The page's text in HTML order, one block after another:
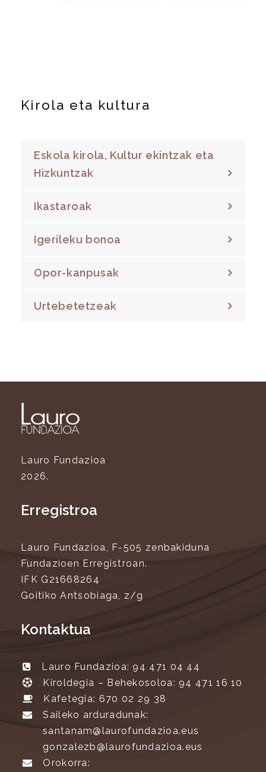
Kirola eta kultura
Eskola kirola, Kultur ekintzak eta
Hizkuntzak
Ikastaroak
Igerileku bonoa
Opor-kanpusak
Urtebetetzeak
Lauro Fundazioa
2026.
Erregistroa
Lauro Fundazioa, F-505 zenbakiduna
Fundazioen Erregistroan.
IFK G21668264
Goitiko Antsobiaga, z/g
Kontaktua
Lauro Fundazioa: 94 471 04 44
Kiroldegia – Behekosoloa: 94 471 16 10
Kafetegia: 670 02 29 38
Saileko arduradunak:
santanam@laurofundazioa.eus
gonzalezb@laurofundazioa.eus
Orokorra: